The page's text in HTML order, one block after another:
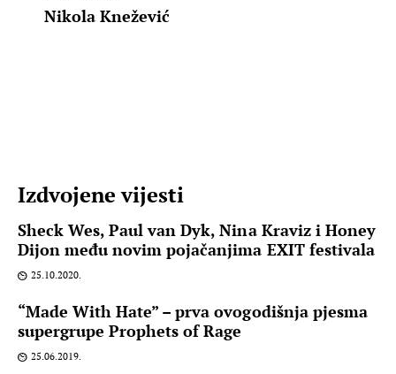
Nikola Knežević
Izdvojene vijesti
Sheck Wes, Paul van Dyk, Nina Kraviz i Honey
Dijon među novim pojačanjima EXIT festivala
25.10.2020.
“Made With Hate” – prva ovogodišnja pjesma
supergrupe Prophets of Rage
25.06.2019.